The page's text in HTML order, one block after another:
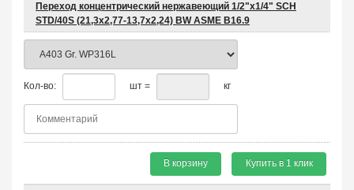
Переход концентрический нержавеющий 1/2"х1/4" SCH
STD/40S (21,3x2,77-13,7x2,24) BW ASME B16.9
Кол-во: шт = кг
В корзину Купить в 1 клик